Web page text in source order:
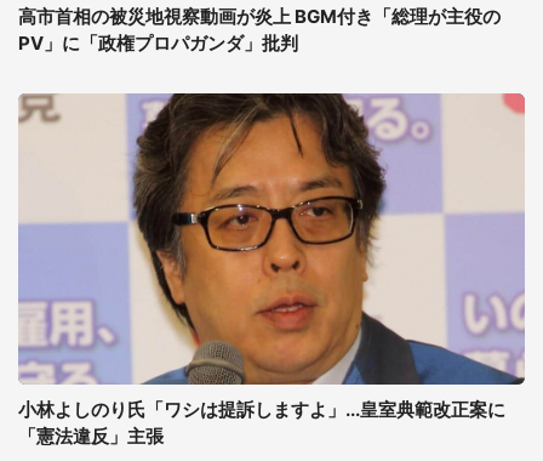
高市首相の被災地視察動画が炎上 BGM付き「総理が主役の
PV」に「政権プロパガンダ」批判
小林よしのり氏「ワシは提訴しますよ」...皇室典範改正案に
「憲法違反」主張